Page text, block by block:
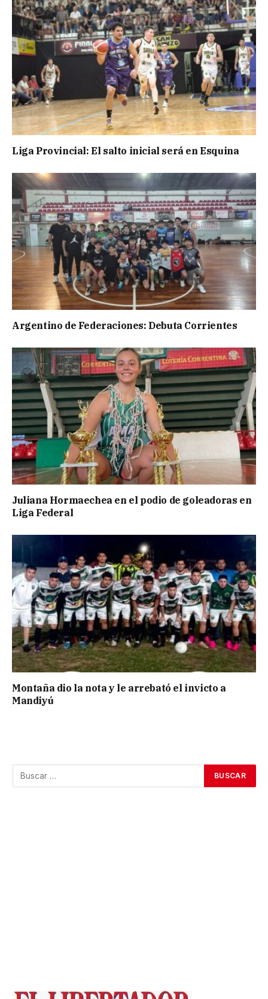
Liga Provincial: El salto inicial será en Esquina
Argentino de Federaciones: Debuta Corrientes
Juliana Hormaechea en el podio de goleadoras en
Liga Federal
Montaña dio la nota y le arrebató el invicto a
Mandiyú